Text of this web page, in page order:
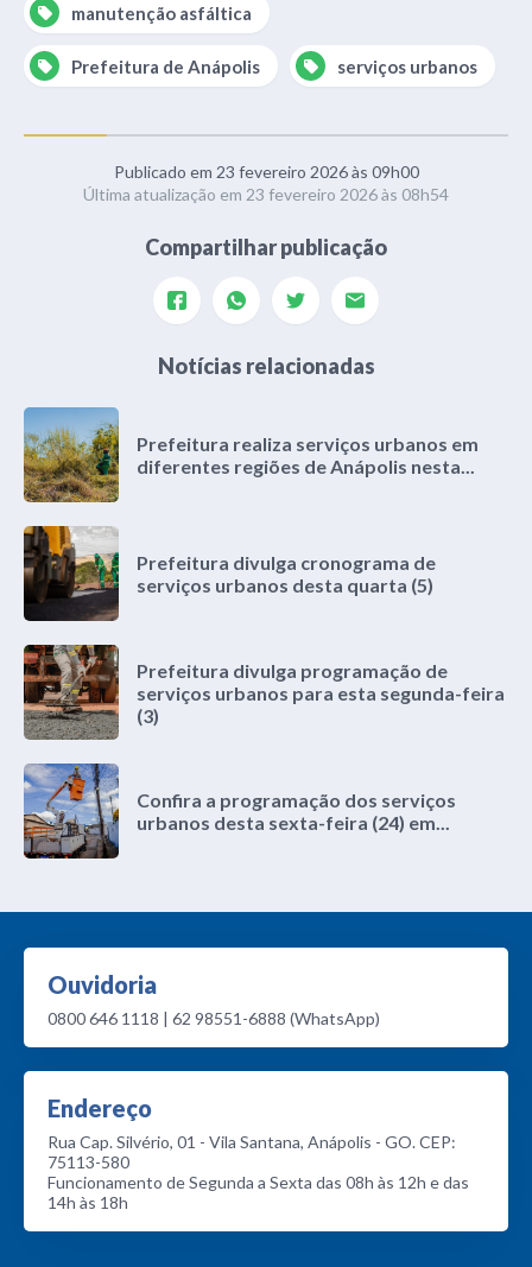
manutenção asfáltica
Prefeitura de Anápolis serviços urbanos
Publicado em 23 fevereiro 2026 às 09h00
Última atualização em 23 fevereiro 2026 às 08h54
Compartilhar publicação
Notícias relacionadas
Prefeitura realiza serviços urbanos em
diferentes regiões de Anápolis nesta...
Prefeitura divulga cronograma de
serviços urbanos desta quarta (5)
Prefeitura divulga programação de
serviços urbanos para esta segunda-feira
(3)
Confira a programação dos serviços
urbanos desta sexta-feira (24) em...
Ouvidoria
0800 646 1118 | 62 98551-6888 (WhatsApp)
Endereço
Rua Cap. Silvério, 01 - Vila Santana, Anápolis - GO. CEP:
75113-580
Funcionamento de Segunda a Sexta das 08h às 12h e das
14h às 18h